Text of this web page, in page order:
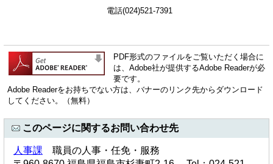
電話(024)521-7391
PDF形式のファイルをご覧いただく場合に
は、Adobe社が提供するAdobe Readerが必
要です。
Adobe Readerをお持ちでない方は、バナーのリンク先からダウンロード
してください。（無料）
このページに関するお問い合わせ先
人事課 職員の人事・任免・服務